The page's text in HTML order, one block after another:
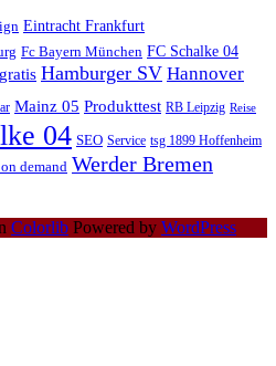
Eintracht Frankfurt
Fc Bayern München FC Schalke 04
gratis Hamburger SV Hannover
Mainz 05 Produkttest RB Leipzig Reise
04 SEO Service tsg 1899 Hoffenheim
demand Werder Bremen
Colorlib Powered by WordPress